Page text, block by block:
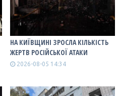
НА КИЇВЩИНІ ЗРОСЛА КІЛЬКІСТЬ
ЖЕРТВ РОСІЙСЬКОЇ АТАКИ
2026-08-05 14:34